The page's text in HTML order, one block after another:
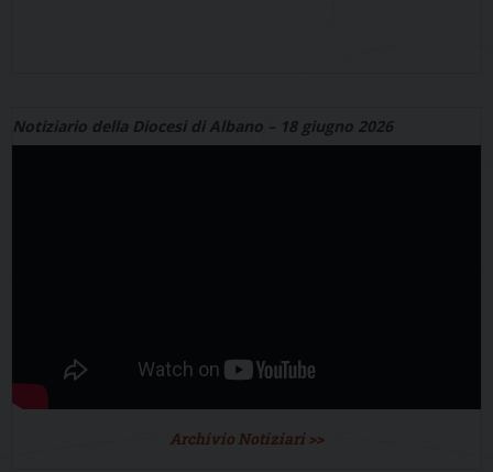
Notiziario della Diocesi di Albano – 18 giugno 2026
Archivio Notiziari >>